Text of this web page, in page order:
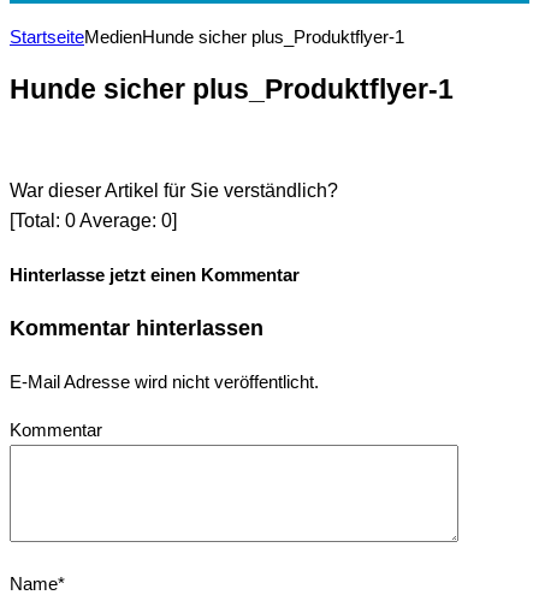
StartseiteMedienHunde sicher plus_Produktflyer-1
Hunde sicher plus_Produktflyer-1
War dieser Artikel für Sie verständlich?
[Total: 0Average: 0]
Hinterlasse jetzt einen Kommentar
Kommentar hinterlassen
E-Mail Adresse wird nicht veröffentlicht.
Kommentar
Name*